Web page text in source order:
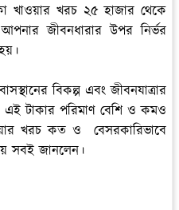
খাওয়ার খরচ ২৫ হাজার থেকে
জীবনধারার উপর নির্ভর
বিকল্প এবং জীবনযাত্রার
টাকার পরিমাণ বেশি ও কমও
খরচ কত ও বেসরকারিভাবে
সবই জানলেন।